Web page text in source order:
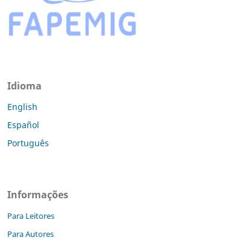
Idioma
English
Español
Português
Informações
Para Leitores
Para Autores